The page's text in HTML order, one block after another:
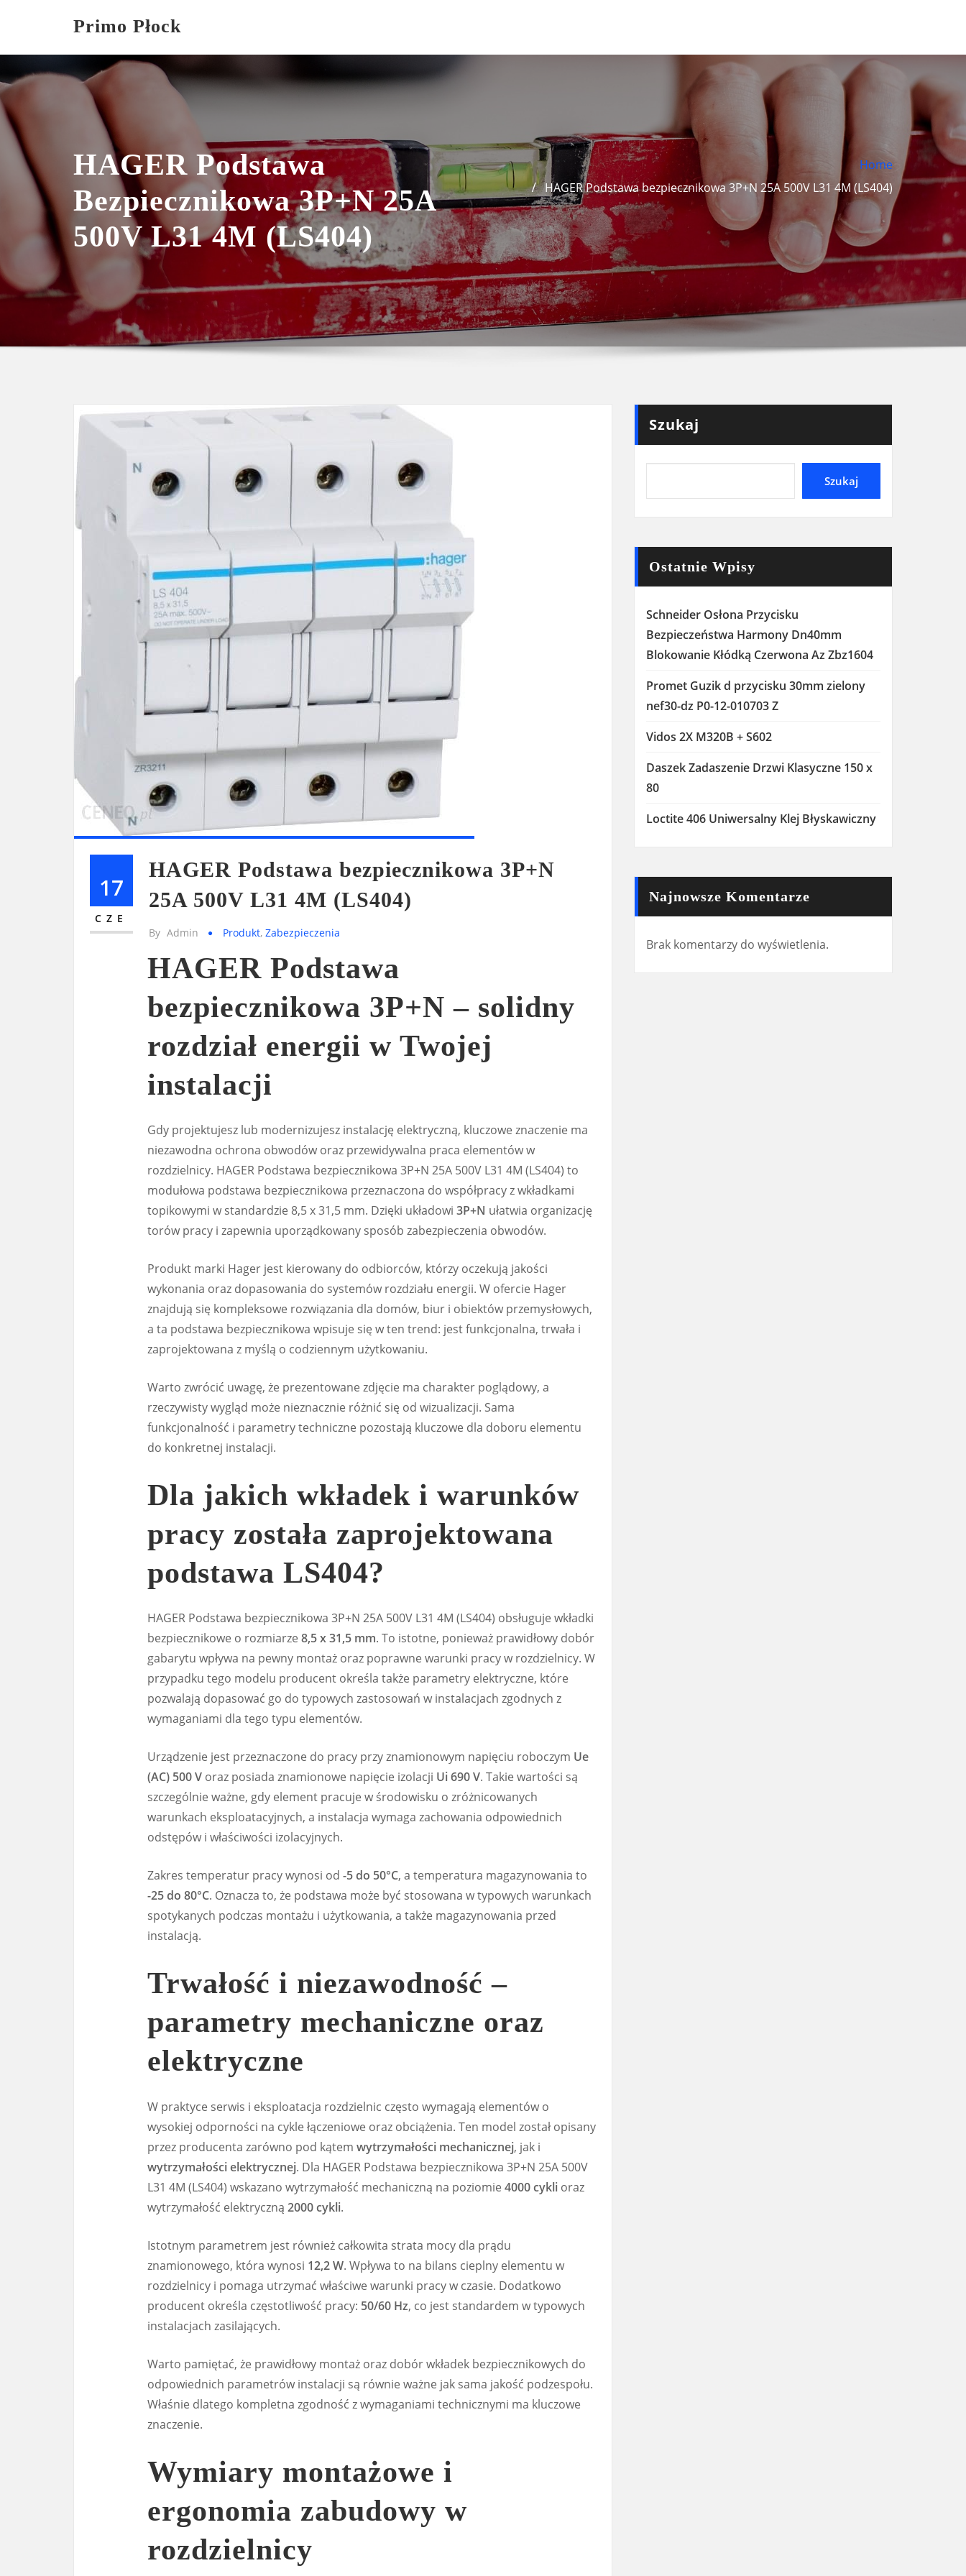
Primo Płock
HAGER Podstawa
Bezpiecznikowa 3P+N 25A
500V L31 4M (LS404)
Home
HAGER Podstawa bezpiecznikowa 3P+N 25A 500V L31 4M (LS404)
17
CZE
HAGER Podstawa bezpiecznikowa 3P+N
25A 500V L31 4M (LS404)
By Admin Produkt,Zabezpieczenia
HAGER Podstawa
bezpiecznikowa 3P+N – solidny
rozdział energii w Twojej
instalacji
Gdy projektujesz lub modernizujesz instalację elektryczną, kluczowe znaczenie ma
niezawodna ochrona obwodów oraz przewidywalna praca elementów w
rozdzielnicy. HAGER Podstawa bezpiecznikowa 3P+N 25A 500V L31 4M (LS404) to
modułowa podstawa bezpiecznikowa przeznaczona do współpracy z wkładkami
topikowymi w standardzie 8,5 x 31,5 mm. Dzięki układowi 3P+N ułatwia organizację
torów pracy i zapewnia uporządkowany sposób zabezpieczenia obwodów.
Produkt marki Hager jest kierowany do odbiorców, którzy oczekują jakości
wykonania oraz dopasowania do systemów rozdziału energii. W ofercie Hager
znajdują się kompleksowe rozwiązania dla domów, biur i obiektów przemysłowych,
a ta podstawa bezpiecznikowa wpisuje się w ten trend: jest funkcjonalna, trwała i
zaprojektowana z myślą o codziennym użytkowaniu.
Warto zwrócić uwagę, że prezentowane zdjęcie ma charakter poglądowy, a
rzeczywisty wygląd może nieznacznie różnić się od wizualizacji. Sama
funkcjonalność i parametry techniczne pozostają kluczowe dla doboru elementu
do konkretnej instalacji.
Dla jakich wkładek i warunków
pracy została zaprojektowana
podstawa LS404?
HAGER Podstawa bezpiecznikowa 3P+N 25A 500V L31 4M (LS404) obsługuje wkładki
bezpiecznikowe o rozmiarze 8,5 x 31,5 mm. To istotne, ponieważ prawidłowy dobór
gabarytu wpływa na pewny montaż oraz poprawne warunki pracy w rozdzielnicy. W
przypadku tego modelu producent określa także parametry elektryczne, które
pozwalają dopasować go do typowych zastosowań w instalacjach zgodnych z
wymaganiami dla tego typu elementów.
Urządzenie jest przeznaczone do pracy przy znamionowym napięciu roboczym Ue
(AC) 500 V oraz posiada znamionowe napięcie izolacji Ui 690 V. Takie wartości są
szczególnie ważne, gdy element pracuje w środowisku o zróżnicowanych
warunkach eksploatacyjnych, a instalacja wymaga zachowania odpowiednich
odstępów i właściwości izolacyjnych.
Zakres temperatur pracy wynosi od -5 do 50°C, a temperatura magazynowania to
-25 do 80°C. Oznacza to, że podstawa może być stosowana w typowych warunkach
spotykanych podczas montażu i użytkowania, a także magazynowania przed
instalacją.
Trwałość i niezawodność –
parametry mechaniczne oraz
elektryczne
W praktyce serwis i eksploatacja rozdzielnic często wymagają elementów o
wysokiej odporności na cykle łączeniowe oraz obciążenia. Ten model został opisany
przez producenta zarówno pod kątem wytrzymałości mechanicznej, jak i
wytrzymałości elektrycznej. Dla HAGER Podstawa bezpiecznikowa 3P+N 25A 500V
L31 4M (LS404) wskazano wytrzymałość mechaniczną na poziomie 4000 cykli oraz
wytrzymałość elektryczną 2000 cykli.
Istotnym parametrem jest również całkowita strata mocy dla prądu
znamionowego, która wynosi 12,2 W. Wpływa to na bilans cieplny elementu w
rozdzielnicy i pomaga utrzymać właściwe warunki pracy w czasie. Dodatkowo
producent określa częstotliwość pracy: 50/60 Hz, co jest standardem w typowych
instalacjach zasilających.
Warto pamiętać, że prawidłowy montaż oraz dobór wkładek bezpiecznikowych do
odpowiednich parametrów instalacji są równie ważne jak sama jakość podzespołu.
Właśnie dlatego kompletna zgodność z wymaganiami technicznymi ma kluczowe
znaczenie.
Wymiary montażowe i
ergonomia zabudowy w
rozdzielnicy
Szukaj
Szukaj
Ostatnie Wpisy
Schneider Osłona Przycisku
Bezpieczeństwa Harmony Dn40mm
Blokowanie Kłódką Czerwona Az Zbz1604
Promet Guzik d przycisku 30mm zielony
nef30-dz P0-12-010703 Z
Vidos 2X M320B + S602
Daszek Zadaszenie Drzwi Klasyczne 150 x
80
Loctite 406 Uniwersalny Klej Błyskawiczny
Najnowsze Komentarze
Brak komentarzy do wyświetlenia.